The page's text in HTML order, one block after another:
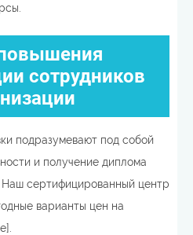
сотрудников
подразумевают под собой
и получение диплома
Наш сертифицированный центр
варианты цен на